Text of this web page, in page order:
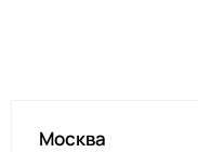
Москва